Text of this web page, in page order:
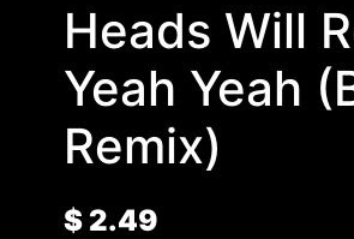
Heads Will
Yeah Yeah
Remix)
$2.49